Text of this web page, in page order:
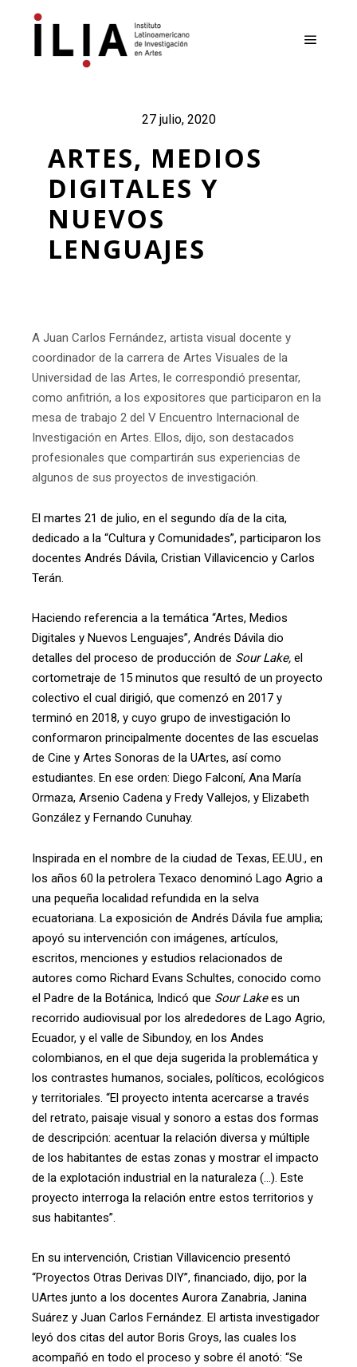
27 julio, 2020
ARTES, MEDIOS
DIGITALES Y
NUEVOS
LENGUAJES
A Juan Carlos Fernández, artista visual docente y
coordinador de la carrera de Artes Visuales de la
Universidad de las Artes, le correspondió presentar,
como anfitrión, a los expositores que participaron en la
mesa de trabajo 2 del V Encuentro Internacional de
Investigación en Artes. Ellos, dijo, son destacados
profesionales que compartirán sus experiencias de
algunos de sus proyectos de investigación.
El martes 21 de julio, en el segundo día de la cita,
dedicado a la “Cultura y Comunidades”, participaron los
docentes Andrés Dávila, Cristian Villavicencio y Carlos
Terán.
Haciendo referencia a la temática “Artes, Medios
Digitales y Nuevos Lenguajes”, Andrés Dávila dio
detalles del proceso de producción de Sour Lake, el
cortometraje de 15 minutos que resultó de un proyecto
colectivo el cual dirigió, que comenzó en 2017 y
terminó en 2018, y cuyo grupo de investigación lo
conformaron principalmente docentes de las escuelas
de Cine y Artes Sonoras de la UArtes, así como
estudiantes. En ese orden: Diego Falconí, Ana María
Ormaza, Arsenio Cadena y Fredy Vallejos, y Elizabeth
González y Fernando Cunuhay.
Inspirada en el nombre de la ciudad de Texas, EE.UU., en
los años 60 la petrolera Texaco denominó Lago Agrio a
una pequeña localidad refundida en la selva
ecuatoriana. La exposición de Andrés Dávila fue amplia;
apoyó su intervención con imágenes, artículos,
escritos, menciones y estudios relacionados de
autores como Richard Evans Schultes, conocido como
el Padre de la Botánica, Indicó que Sour Lakees un
recorrido audiovisual por los alrededores de Lago Agrio,
Ecuador, y el valle de Sibundoy, en los Andes
colombianos, en el que deja sugerida la problemática y
los contrastes humanos, sociales, políticos, ecológicos
y territoriales. “El proyecto intenta acercarse a través
del retrato, paisaje visual y sonoro a estas dos formas
de descripción: acentuar la relación diversa y múltiple
de los habitantes de estas zonas y mostrar el impacto
de la explotación industrial en la naturaleza (…). Este
proyecto interroga la relación entre estos territorios y
sus habitantes”.
En su intervención, Cristian Villavicencio presentó
“Proyectos Otras Derivas DIY”, financiado, dijo, por la
UArtes junto a los docentes Aurora Zanabria, Janina
Suárez y Juan Carlos Fernández. El artista investigador
leyó dos citas del autor Boris Groys, las cuales los
acompañó en todo el proceso y sobre él anotó: “Se